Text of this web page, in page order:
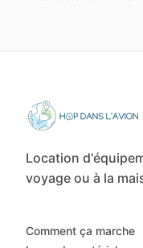
Location
voyage ou à la
Comment ça marche